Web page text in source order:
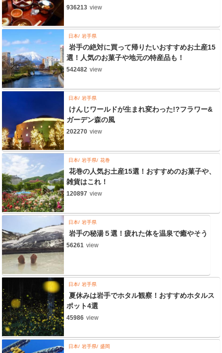
936213 view
日本 岩手県
岩手の絶対に買って帰りたいおすすめお土産15
選！人気のお菓子や地元の特産品も！
542482 view
日本 岩手県
けんじワールドが生まれ変わった!?フラワー&
ガーデン森の風
202270 view
日本 岩手県 花巻
花巻の人気お土産15選！おすすめのお菓子や、
雑貨はこれ！
120897 view
日本 岩手県
岩手の秘湯５選！疲れた体を温泉で癒やそう
56261 view
日本 岩手県
夏休みは岩手でホタル観察！おすすめホタルス
ポット4選
45986 view
日本 岩手県 盛岡